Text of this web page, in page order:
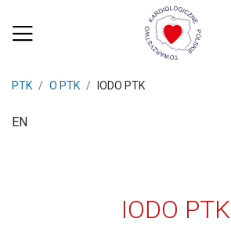
PTK O PTK IODO PTK
EN
IODO PTK